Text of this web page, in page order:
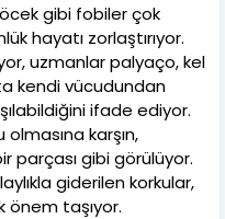
gibi fobiler çok
hayatı zorlaştırıyor.
uzmanlar palyaço, kel
kendi vücudundan
ifade ediyor.
karşın,
parçası gibi görülüyor.
giderilen korkular,
önem taşıyor.